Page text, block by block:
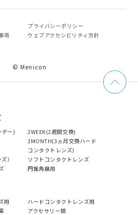
プライバシーポリシー
項
ウェブアクセシビリティ方針
© Menicon
デー)
2WEEK(2週間交換)
3MONTH(3ヵ月交換ハード
コンタクトレンズ)
）
ソフトコンタクトレンズ
円錐角膜用
用
ハードコンタクトレンズ用
アクセサリー類